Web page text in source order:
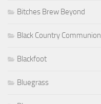
Bitches Brew Beyond
Black Country Communion
Blackfoot
Bluegrass